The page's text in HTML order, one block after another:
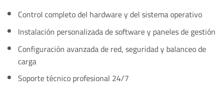
Control completo del hardware y del sistema operativo
Instalación personalizada de software y paneles de gestión
Configuración avanzada de red, seguridad y balanceo de
carga
Soporte técnico profesional 24/7